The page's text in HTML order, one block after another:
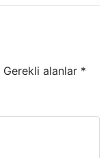
Gerekli alanlar *